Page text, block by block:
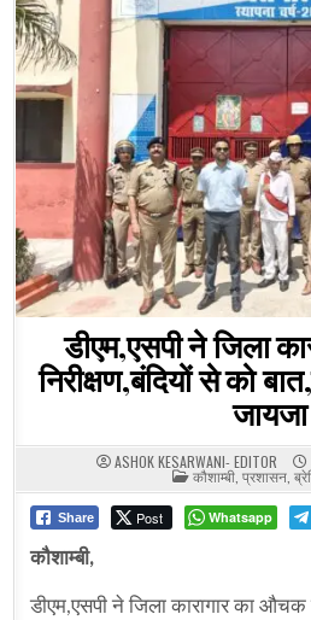
डीएम,एसपी ने जिला
निरीक्षण,बंदियों से को
जायजा
ASHOK KESARWANI- EDITOR
POSTED
IN
कौशाम्बी ,प्रशासन
Share Post Whatsapp
कौशाम्बी,
डीएम,एसपी ने जिला कारागार का औचक